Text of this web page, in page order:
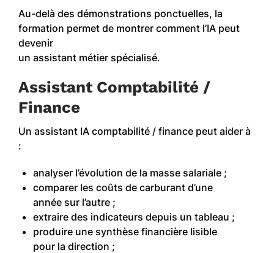
Au-delà des démonstrations ponctuelles, la
formation permet de montrer comment l’IA peut
devenir
un assistant métier spécialisé.
Assistant Comptabilité /
Finance
Un assistant IA comptabilité / finance peut aider à
:
analyser l’évolution de la masse salariale ;
comparer les coûts de carburant d’une
année sur l’autre ;
extraire des indicateurs depuis un tableau ;
produire une synthèse financière lisible
pour la direction ;